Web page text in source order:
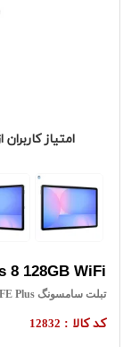
امتیاز کاربران
8 128GB WiFi
تبلت سامسونگ S10 FE Plus
کد کالا : 12832